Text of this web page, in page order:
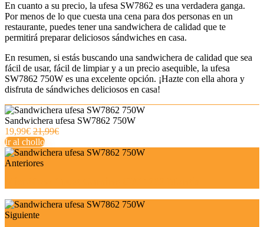
En cuanto a su precio, la ufesa SW7862 es una verdadera ganga.
Por menos de lo que cuesta una cena para dos personas en un
restaurante, puedes tener una sandwichera de calidad que te
permitirá preparar deliciosos sándwiches en casa.
En resumen, si estás buscando una sandwichera de calidad que sea
fácil de usar, fácil de limpiar y a un precio asequible, la ufesa
SW7862 750W es una excelente opción. ¡Hazte con ella ahora y
disfruta de sándwiches deliciosos en casa!
Sandwichera ufesa SW7862 750W
19,99€ 21,99€
Ir al chollo
Anteriores
Siguiente